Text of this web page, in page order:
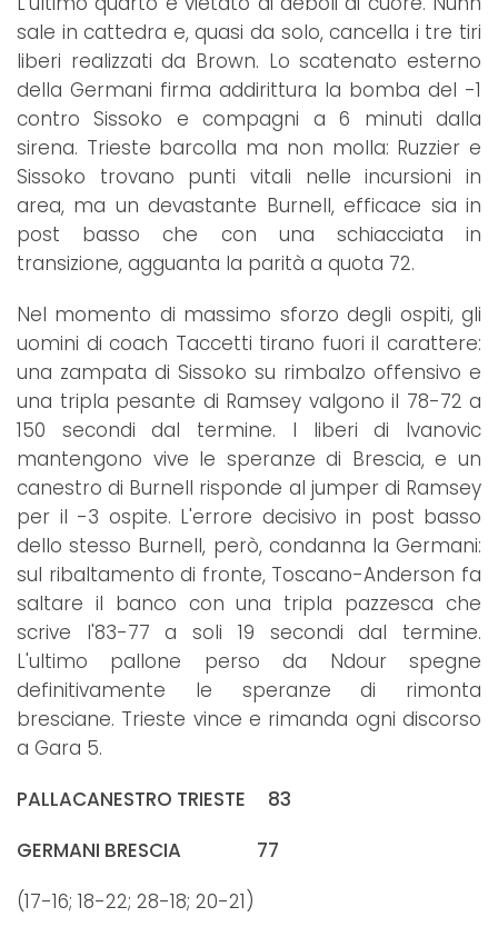
sale in cattedra e, quasi da solo, cancella i tre tiri
liberi realizzati da Brown. Lo scatenato esterno
della Germani firma addirittura la bomba del -1
contro Sissoko e compagni a 6 minuti dalla
sirena. Trieste barcolla ma non molla: Ruzzier e
Sissoko trovano punti vitali nelle incursioni in
area, ma un devastante Burnell, efficace sia in
post basso che con una schiacciata in
transizione, agguanta la parità a quota 72.
Nel momento di massimo sforzo degli ospiti, gli
uomini di coach Taccetti tirano fuori il carattere:
una zampata di Sissoko su rimbalzo offensivo e
una tripla pesante di Ramsey valgono il 78-72 a
150 secondi dal termine. I liberi di Ivanovic
mantengono vive le speranze di Brescia, e un
canestro di Burnell risponde al jumper di Ramsey
per il -3 ospite. L'errore decisivo in post basso
dello stesso Burnell, però, condanna la Germani:
sul ribaltamento di fronte, Toscano-Anderson fa
saltare il banco con una tripla pazzesca che
scrive l'83-77 a soli 19 secondi dal termine.
L'ultimo pallone perso da Ndour spegne
definitivamente le speranze di rimonta
bresciane. Trieste vince e rimanda ogni discorso
a Gara 5.
PALLACANESTRO TRIESTE 83
GERMANI BRESCIA 77
(17-16; 18-22; 28-18; 20-21)